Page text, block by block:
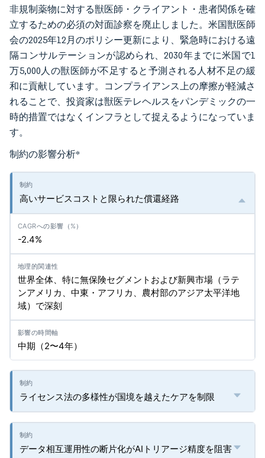
非規制薬物に対する獣医師・クライアント・患者関係を確
立するための必須の対面診察を廃止しました。米国獣医師
会の2025年12月のポリシー更新により、緊急時における遠
隔コンサルテーションが認められ、2030年までに米国で1
万5,000人の獣医師が不足すると予測される人材不足の緩
和に貢献しています。コンプライアンス上の摩擦が軽減さ
れることで、投資家は獣医テレヘルスをパンデミックの一
時的措置ではなくインフラとして捉えるようになっていま
す。
制約の影響分析*
高いサービスコストと限られた償還経路
-2.4%
世界全体、特に無保険セグメントおよび新興市場（ラテ
ンアメリカ、中東・アフリカ、農村部のアジア太平洋地
域）で深刻
中期（2〜4年）
ライセンス法の多様性が国境を越えたケアを制限
データ相互運用性の断片化がAIトリアージ精度を阻害